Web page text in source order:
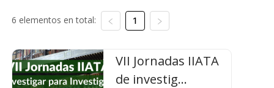
6 elementos en total: 1
VII Jornadas IIATA
de investig...